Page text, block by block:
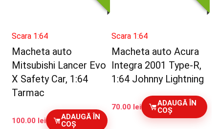
Scara 1:64
Macheta auto
Mitsubishi Lancer Evo
X Safety Car, 1:64
Tarmac
100.00 lei
ADAUGĂ ÎN
COȘ
Scara 1:64
Macheta auto Acura
Integra 2001 Type-R,
1:64 Johnny Lightning
70.00 lei
ADAUGĂ ÎN
COȘ